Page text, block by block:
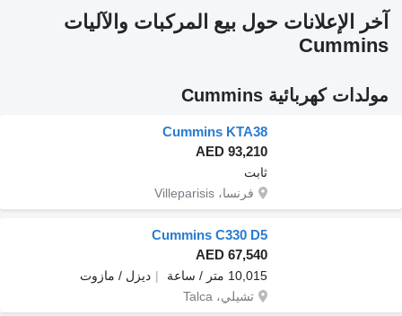
آخر الإعلانات حول بيع المركبات والآليات
Cummins
مولدات كهربائية Cummins
Cummins KTA38
AED 93,210
ثابت
فرنسا، Villeparisis
Cummins C330 D5
AED 67,540
10,015 متر / ساعة
ديزل / مازوت
تشيلي، Talca